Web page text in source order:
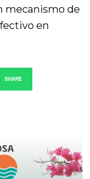
mecanismo de
en
SHARE